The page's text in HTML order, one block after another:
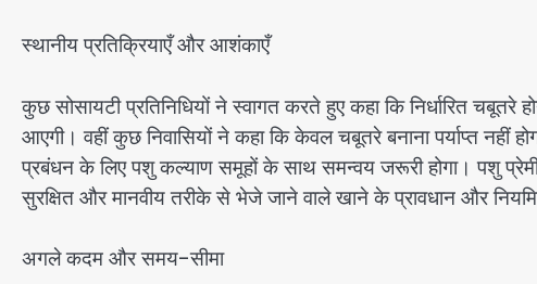
स्थानीय प्रतिक्रियाएँ और आशंकाएँ
कुछ सोसायटी प्रतिनिधियों ने स्वागत करते हुए कहा कि निर्धारित
आएगी। वहीं कुछ निवासियों ने कहा कि केवल चबूतरे बनाना पर्याप्त
प्रबंधन के लिए पशु कल्याण समूहों के साथ समन्वय जरूरी होगा। पशु
सुरक्षित और मानवीय तरीके से भेजे जाने वाले खाने के प्रावधान और
अगले कदम और समय-सीमा